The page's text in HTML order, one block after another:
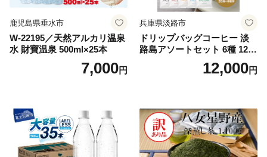
鹿児島県垂水市
W-22195／天然アルカリ温泉
水 財寶温泉 500ml×25本
7,000円
兵庫県淡路市
ドリップバッグコーヒー 淡
路島アソートセット 6種 120
袋 飲み比べ コーヒー
12,000円